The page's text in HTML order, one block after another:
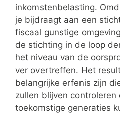
inkomstenbelasting.
je bijdraagt aan een
fiscaal gunstige
de stichting in de loop
het niveau van de
ver overtreffen. Het
belangrijke erfenis zijn
zullen blijven controleren
toekomstige generaties